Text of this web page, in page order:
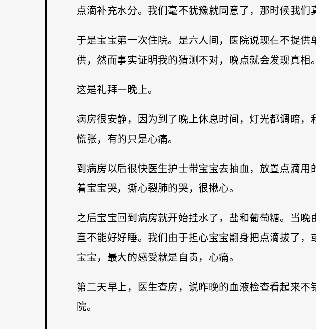
点滴补充水分。我们毫不犹豫就同意了，那时候我们
于是宝宝第一次住院。是六人间，医院说现在不提
供，然而事实证明我的猜测不对，晚点就会发现真相。
这是礼拜一晚上。
病房很安静，因为到了晚上休息时间，灯光都调暗
慌张，有的只是心痛。
到病房以后很快医生护士带宝宝去抽血，放置点滴
着宝宝哭，撕心裂肺的哭，很揪心。
之后宝宝回到病房就开始挂水了，盐和葡萄糖。当
直不能好好睡。我们由于担心宝宝翻身把点滴拔了
宝宝，最大的感受就是自责，心痛。
第二天早上，医生查房，说昨晚的血液检查看起来
院。